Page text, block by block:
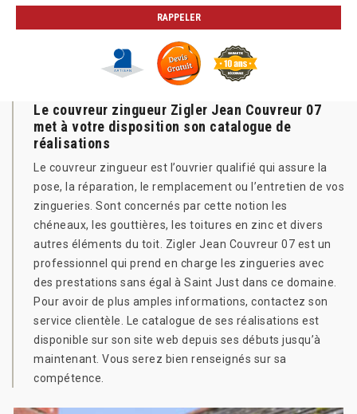
Le couvreur zingueur Zigler Jean Couvreur 07
met à votre disposition son catalogue de
réalisations
Le couvreur zingueur est l’ouvrier qualifié qui assure la
pose, la réparation, le remplacement ou l’entretien de vos
zingueries. Sont concernés par cette notion les
chéneaux, les gouttières, les toitures en zinc et divers
autres éléments du toit. Zigler Jean Couvreur 07 est un
professionnel qui prend en charge les zingueries avec
des prestations sans égal à Saint Just dans ce domaine.
Pour avoir de plus amples informations, contactez son
service clientèle. Le catalogue de ses réalisations est
disponible sur son site web depuis ses débuts jusqu’à
maintenant. Vous serez bien renseignés sur sa
compétence.